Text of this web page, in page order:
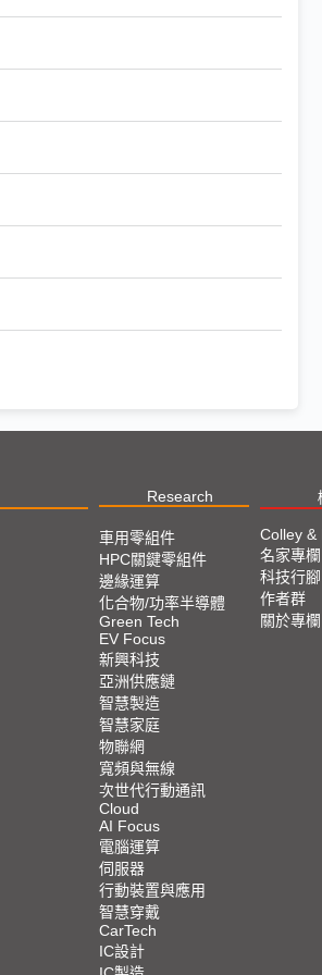
Research
車用零組件
HPC關鍵零組件
邊緣運算
化合物/功率半導體
Green Tech
EV Focus
新興科技
亞洲供應鏈
智慧製造
智慧家庭
物聯網
寬頻與無線
次世代行動通訊
Cloud
AI Focus
電腦運算
伺服器
行動裝置與應用
智慧穿戴
CarTech
IC設計
Colley &
名家專欄
科技行腳
作者群
關於專欄